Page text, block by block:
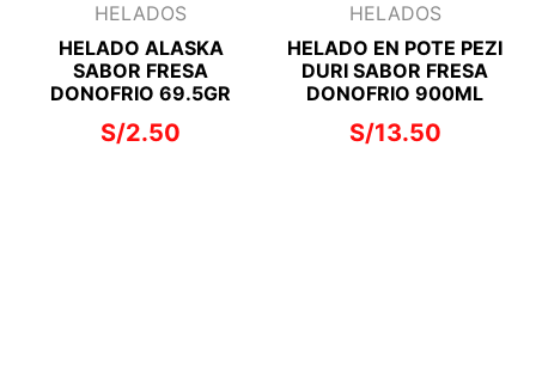
HELADOS
HELADO ALASKA
SABOR FRESA
DONOFRIO 69.5GR
S/2.50
HELADOS
HELADO EN POTE PEZI
DURI SABOR FRESA
DONOFRIO 900ML
S/13.50